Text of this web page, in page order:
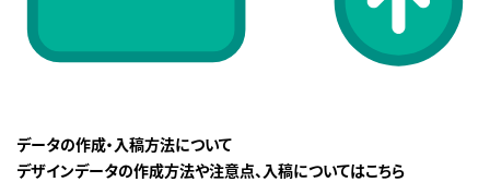
データの作成・入稿方法について
デザインデータの作成方法や注意点、入稿についてはこちら